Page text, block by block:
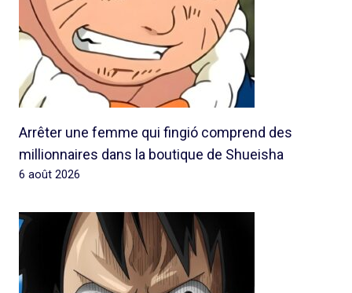
Arrêter une femme qui fingió comprend des
millionnaires dans la boutique de Shueisha
6 août 2026